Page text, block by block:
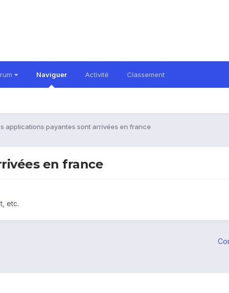
Naviguer Activité Classement
applications payantes sont arrivées en france
en france
etc.